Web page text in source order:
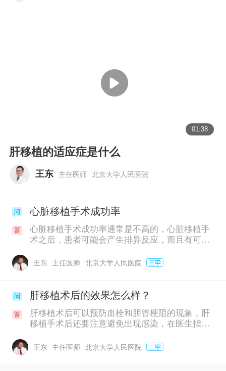
01:38
肝移植的适应症是什么
王东 主任医师 北京大学人民医院
心脏移植手术成功率
心脏移植手术成功率通常是不高的，心脏移植手
术之后，患者可能会产生排异反应，而且有可能
后，需要口服一些排异的药物，并且要定期到医
王东 主任医师 北京大学人民医院
肝移植术后的效果怎么样？
肝移植术后可以预防血栓和胆管梗阻的现象，肝
移植手术后还要注意避免出现感染，在医生指导
出现复发。手术后要定期到医院检查，查看病情
王东 主任医师 北京大学人民医院